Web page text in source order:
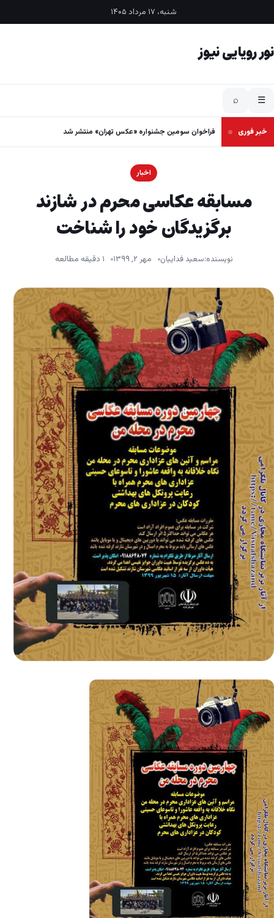
شنبه، ۱۷ مرداد ۱۴۰۵
نور رویایی نیوز
☰
⌕
خبر فوری فراخوان سومین جشنواره «عکس تهران» منتشر شد
اخبار
مسابقه عکاسی محرم در شازند
برگزیدگان خود را شناخت
نویسنده:سعید فداییان مهر ۲, ۱۳۹۹ ۱ دقیقه مطالعه